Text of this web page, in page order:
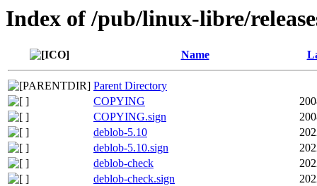
Index of /pub/linux-libre/
Name
Parent Directory
COPYING
COPYING.sign
deblob-5.10
deblob-5.10.sign
deblob-check
deblob-check.sign